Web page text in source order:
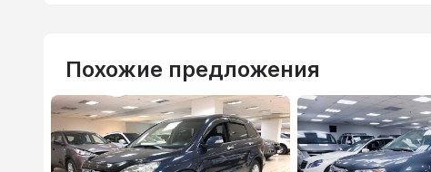
Похожие предложения
ВТБ